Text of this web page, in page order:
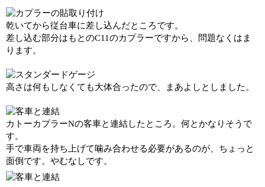
乾いてから従台車に差し込んだところです。
差し込む部分はもとのC11のカプラーですから、問題なくはま
ります。
高さは何もしなくても大体合ったので、まあよしとしました。
カトーカプラーNの客車と連結したところ。何とかなりそうで
す。
手で車両を持ち上げて噛み合わせる必要があるのが、ちょっと
面倒です。やむなしです。